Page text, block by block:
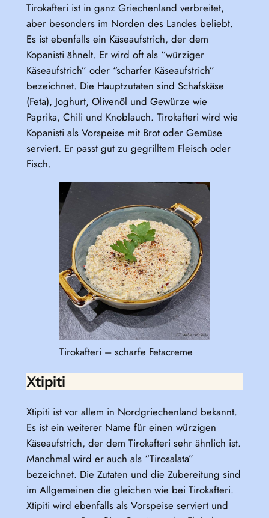
Tirokafteri ist in ganz Griechenland verbreitet,
aber besonders im Norden des Landes beliebt.
Es ist ebenfalls ein Käseaufstrich, der dem
Kopanisti ähnelt. Er wird oft als “würziger
Käseaufstrich” oder “scharfer Käseaufstrich”
bezeichnet. Die Hauptzutaten sind Schafskäse
(Feta), Joghurt, Olivenöl und Gewürze wie
Paprika, Chili und Knoblauch. Tirokafteri wird wie
Kopanisti als Vorspeise mit Brot oder Gemüse
serviert. Er passt gut zu gegrilltem Fleisch oder
Fisch.
Tirokafteri – scharfe Fetacreme
Xtipiti
Xtipiti ist vor allem in Nordgriechenland bekannt.
Es ist ein weiterer Name für einen würzigen
Käseaufstrich, der dem Tirokafteri sehr ähnlich ist.
Manchmal wird er auch als “Tirosalata”
bezeichnet. Die Zutaten und die Zubereitung sind
im Allgemeinen die gleichen wie bei Tirokafteri.
Xtipiti wird ebenfalls als Vorspeise serviert und